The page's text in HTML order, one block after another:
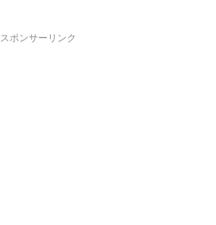
スポンサーリンク